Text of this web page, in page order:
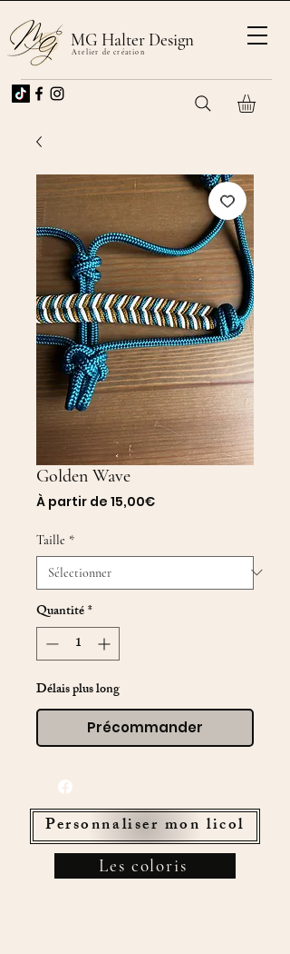
MG Halter Design
Atelier de création
Golden Wave
À partir de 15,00€Prix
Taille *
Quantité*
Délais plus long
Précommander
Personnaliser mon licol
Les coloris